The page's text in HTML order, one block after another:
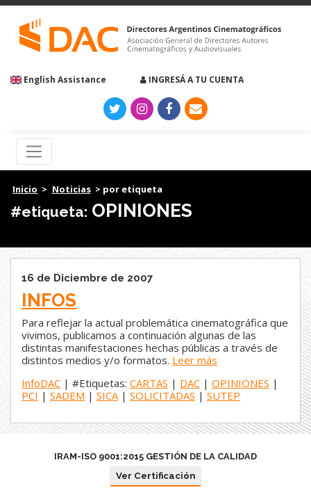
English Assistance INGRESÁ A TU CUENTA
Inicio > Noticias > por etiqueta
#etiqueta: OPINIONES
16 de Diciembre de 2007
INFOS
Para reflejar la actual problemática cinematográfica que
vivimos, publicamos a continuación algunas de las
distintas manifestaciones hechas públicas a través de
distintos medios y/o formatos. Leer más
InfoDAC | #Etiquetas: CARTAS | DAC | OPINIONES |
PCI | SADEM | SICA | SOLICITADAS | SUTEP
IRAM-ISO 9001:2015 GESTIÓN DE LA CALIDAD
Ver Certificación